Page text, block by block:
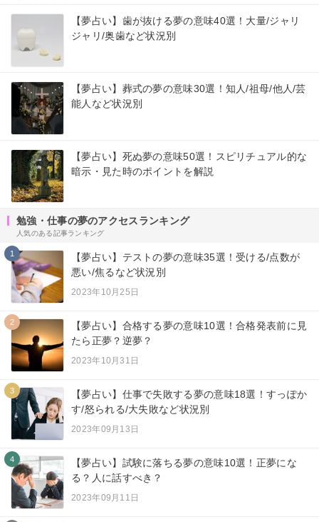
【夢占い】歯が抜ける夢の意味40選！大量/ジャリ
ジャリ/奥歯など状況別
【夢占い】葬式の夢の意味30選！知人/祖母/他人/芸
能人など状況別
【夢占い】死ぬ夢の意味50選！スピリチュアル的な
暗示・見た時のポイントを解説
勉強・仕事の夢のアクセスランキング
人気のある記事ランキング
1
【夢占い】テストの夢の意味35選！受ける/点数が
悪い/焦るなど状況別
2023年10月25日
2
【夢占い】合格する夢の意味10選！合格発表前に見
たら正夢？逆夢？
2023年10月31日
3
【夢占い】仕事で失敗する夢の意味18選！すっぽか
す/怒られる/大失敗など状況別
2023年09月13日
4
【夢占い】試験に落ちる夢の意味10選！正夢にな
る？人に話すべき？
2023年09月11日